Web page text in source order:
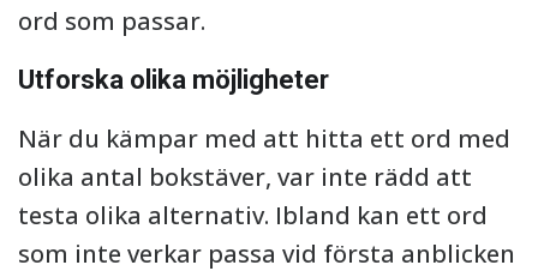
ord som passar.
Utforska olika möjligheter
När du kämpar med att hitta ett ord med
olika antal bokstäver, var inte rädd att
testa olika alternativ. Ibland kan ett ord
som inte verkar passa vid första anblicken